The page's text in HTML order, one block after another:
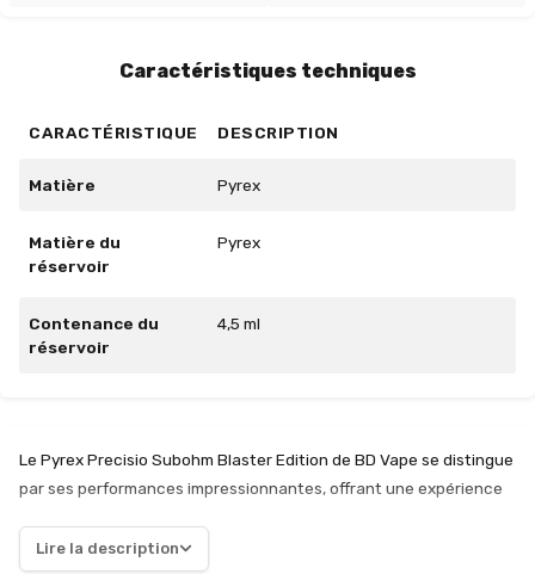
Caractéristiques techniques
CARACTÉRISTIQUE DESCRIPTION
Matière Pyrex
Matière du
réservoir
Pyrex
Contenance du
réservoir
4,5 ml
Le Pyrex Precisio Subohm Blaster Edition de BD Vape se distingue
par ses performances impressionnantes, offrant une expérience
capacité généreuse, ce réservoir permet de profiter de longues
Lire la description